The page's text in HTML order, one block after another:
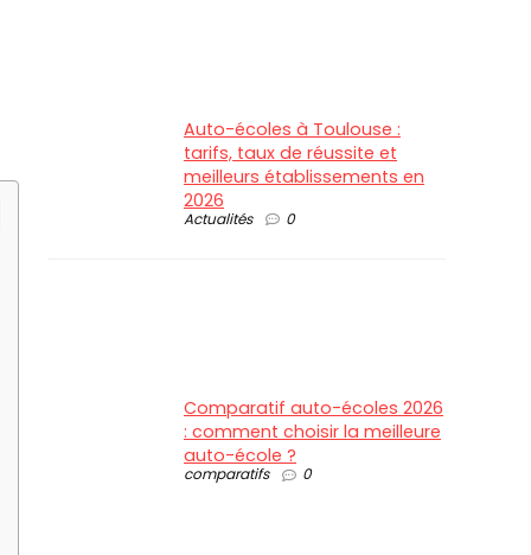
Auto-écoles à Toulouse :
tarifs, taux de réussite et
meilleurs établissements en
2026
Actualités 0
Comparatif auto-écoles 2026
: comment choisir la meilleure
auto-école ?
comparatifs 0